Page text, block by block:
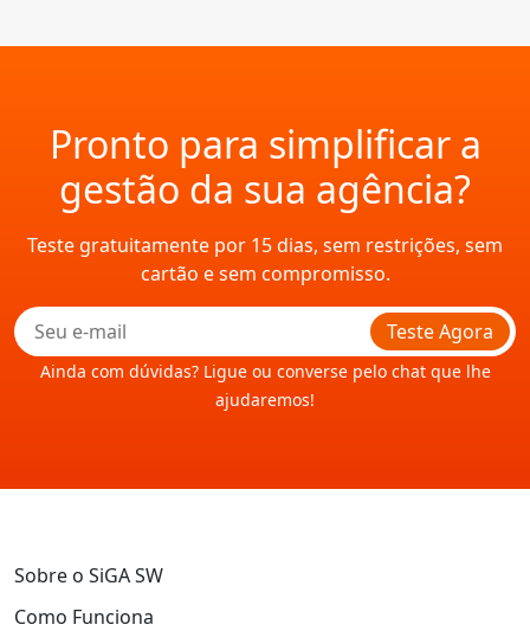
Pronto para simplificar a
gestão da sua agência?
Teste gratuitamente por 15 dias, sem restrições, sem
cartão e sem compromisso.
Teste Agora
Ainda com dúvidas? Ligue ou converse pelo chat que lhe
ajudaremos!
Sobre o SiGA SW
Como Funciona